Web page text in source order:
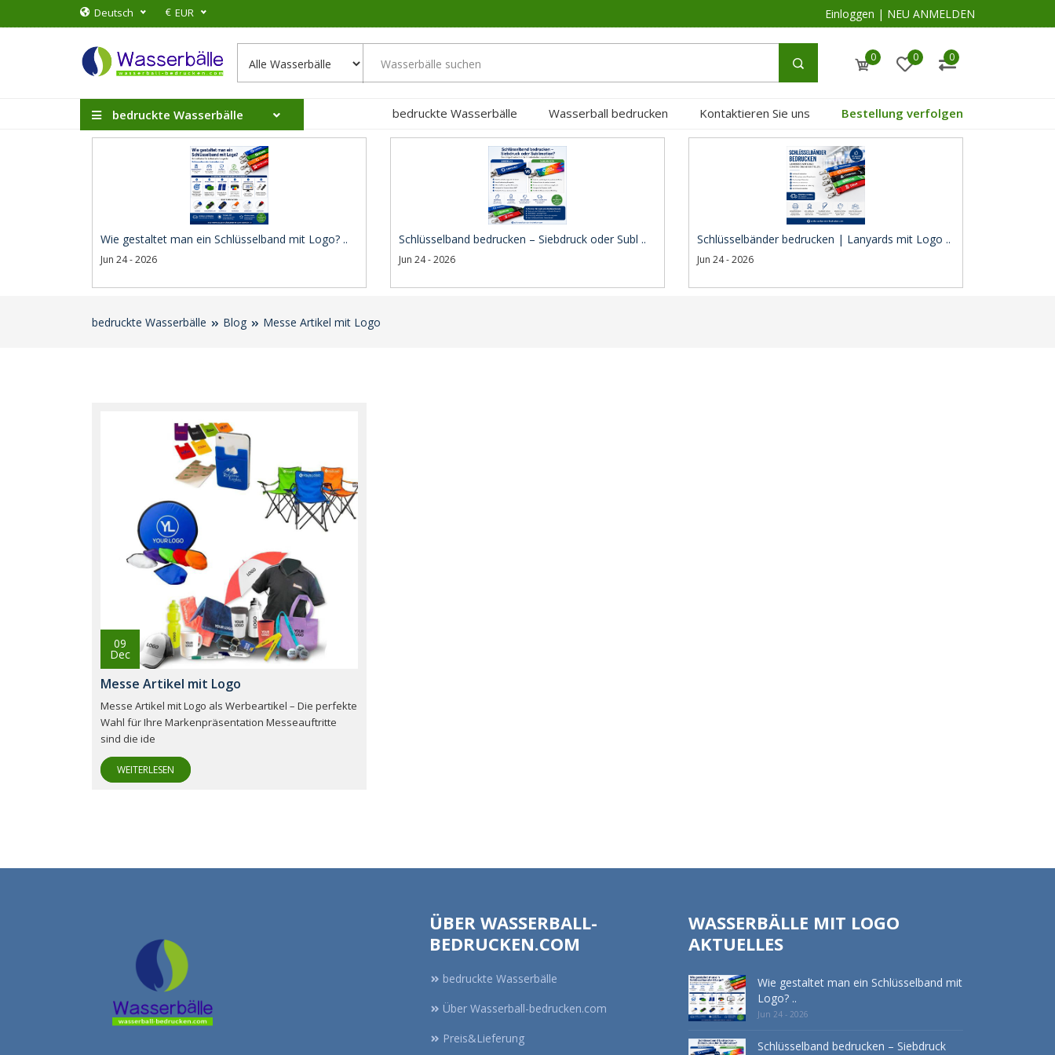
Deutsch € EUR Einloggen | NEU ANMELDEN
0 0 0
bedruckte Wasserbälle bedruckte Wasserbälle Wasserball bedrucken Kontaktieren Sie uns Bestellung verfolgen
Wie gestaltet man ein Schlüsselband mit Logo? ..
Jun 24 - 2026
Schlüsselband bedrucken – Siebdruck oder Subl ..
Jun 24 - 2026
Schlüsselbänder bedrucken | Lanyards mit Logo ..
Jun 24 - 2026
bedruckte Wasserbälle Blog Messe Artikel mit Logo
09
Dec
Messe Artikel mit Logo
Messe Artikel mit Logo als Werbeartikel – Die perfekte
Wahl für Ihre Markenpräsentation Messeauftritte
sind die ide
WEITERLESEN
ÜBER WASSERBALL-
BEDRUCKEN.COM
bedruckte Wasserbälle
Über Wasserball-bedrucken.com
Preis&Lieferung
WASSERBÄLLE MIT LOGO
AKTUELLES
Wie gestaltet man ein Schlüsselband mit
Logo? ..
Jun 24 - 2026
Schlüsselband bedrucken – Siebdruck